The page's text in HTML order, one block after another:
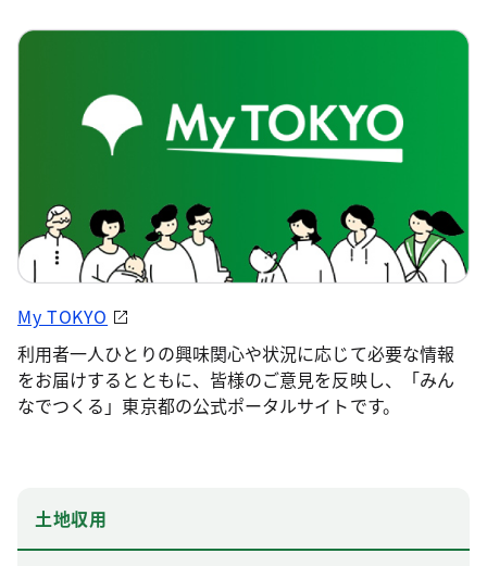
My TOKYO
利用者一人ひとりの興味関心や状況に応じて必要な情報
をお届けするとともに、皆様のご意見を反映し、「みん
なでつくる」東京都の公式ポータルサイトです。
土地収用